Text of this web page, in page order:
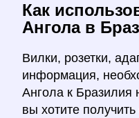
Как
Ангола в
Вилки, розетки,
информация,
Ангола к Бразилия
вы хотите